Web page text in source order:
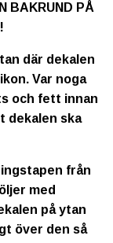
BAKRUND PÅ
där dekalen
Var noga
och fett innan
dekalen ska
från
med
på ytan
över den så